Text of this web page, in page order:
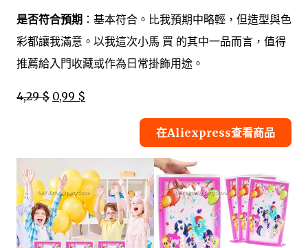
是否符合預期 ：基本符合。比我預期中略輕，但造型與色
彩都讓我滿意。以我這次小馬 買 的其中一品而言，值得
推薦給入門收藏或作為日常掛飾用途。
4,29 $ 0,99 $
在Aliexpress查看商品